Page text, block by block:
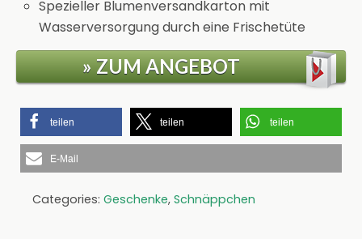
Spezieller Blumenversandkarton mit
Wasserversorgung durch eine Frischetüte
» ZUM ANGEBOT
teilen teilen teilen
E-Mail
Categories: Geschenke, Schnäppchen